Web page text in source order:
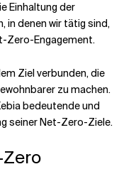
Einhaltung der
in denen wir tätig sind,
Zero-Engagement.
Ziel verbunden, die
zu machen.
bedeutende und
seiner Net-Zero-Ziele.